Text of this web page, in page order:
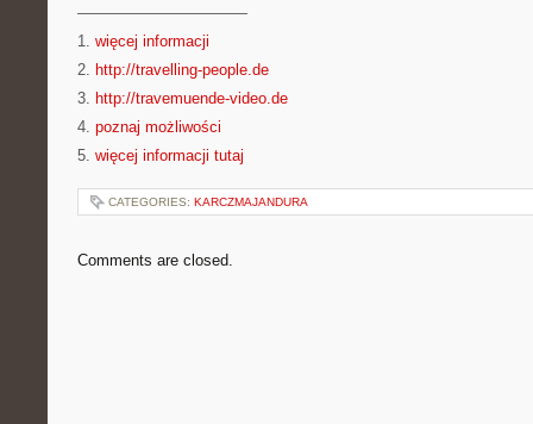
———————————
1. więcej informacji
2. http://travelling-people.de
3. http://travemuende-video.de
4. poznaj możliwości
5. więcej informacji tutaj
CATEGORIES: KARCZMAJANDURA
Comments are closed.